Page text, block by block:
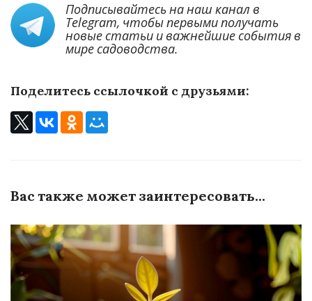
Подписывайтесь на наш канал в
Telegram, чтобы первыми получать
новые статьи и важнейшие события в
мире садоводства.
Поделитесь ссылочкой с друзьями:
Вас также может заинтересовать...